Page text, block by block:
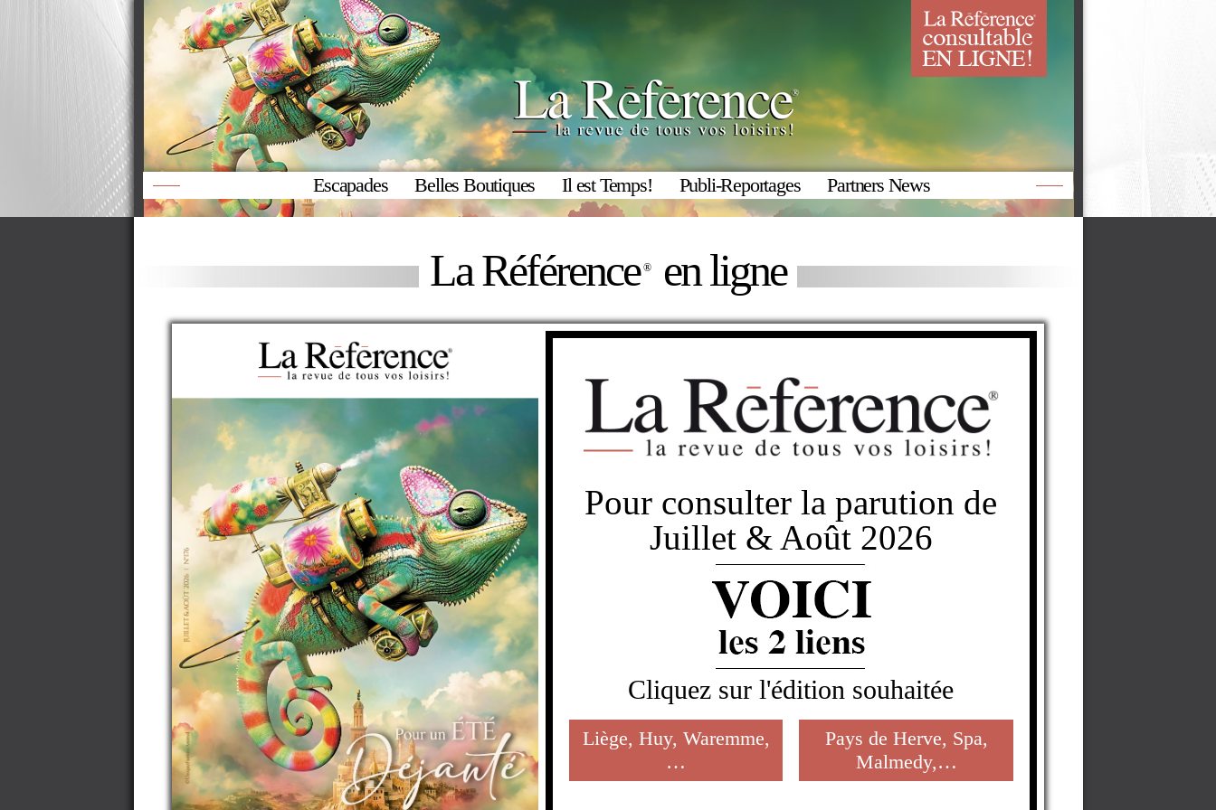
Escapades Belles Boutiques Il est Temps! Publi-Reportages Partners News
La Référence
® en ligne
Pour consulter la parution de
Juillet & Août 2026
Cliquez sur l'édition souhaitée
Liège, Huy, Waremme,
…
Pays de Herve, Spa,
Malmedy,…